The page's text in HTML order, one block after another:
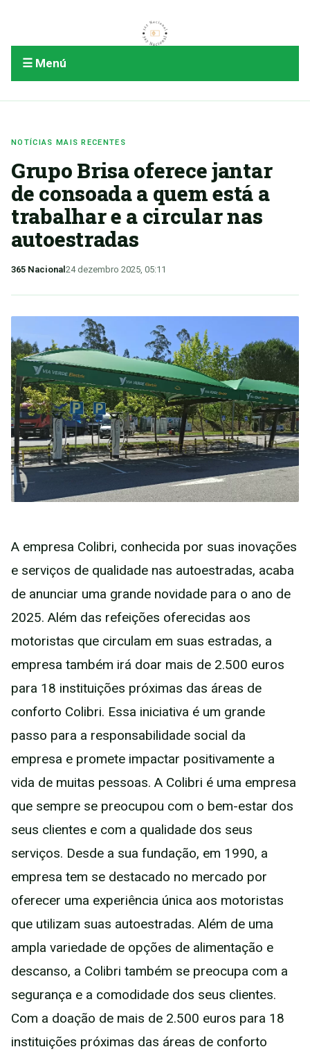
☰ Menú
NOTÍCIAS MAIS RECENTES
Grupo Brisa oferece jantar
de consoada a quem está a
trabalhar e a circular nas
autoestradas
365 Nacional 24 dezembro 2025, 05:11
A empresa Colibri, conhecida por suas inovações
e serviços de qualidade nas autoestradas, acaba
de anunciar uma grande novidade para o ano de
2025. Além das refeições oferecidas aos
motoristas que circulam em suas estradas, a
empresa também irá doar mais de 2.500 euros
para 18 instituições próximas das áreas de
conforto Colibri. Essa iniciativa é um grande
passo para a responsabilidade social da
empresa e promete impactar positivamente a
vida de muitas pessoas. A Colibri é uma empresa
que sempre se preocupou com o bem-estar dos
seus clientes e com a qualidade dos seus
serviços. Desde a sua fundação, em 1990, a
empresa tem se destacado no mercado por
oferecer uma experiência única aos motoristas
que utilizam suas autoestradas. Além de uma
ampla variedade de opções de alimentação e
descanso, a Colibri também se preocupa com a
segurança e a comodidade dos seus clientes.
Com a doação de mais de 2.500 euros para 18
instituições próximas das áreas de conforto